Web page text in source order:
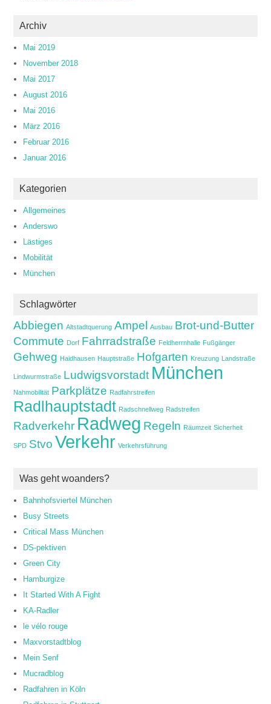
Archiv
Mai 2019
November 2018
Mai 2017
August 2016
Mai 2016
März 2016
Februar 2016
Januar 2016
Kategorien
Allgemeines
Anderswo
Lästiges
Mobilität
München
Schlagwörter
Abbiegen Altstadtquerung Ampel Ausbau Brot-und-Butter
Commute Dorf Fahrradstraße Feldherrnhalle Fußgänger
Gehweg Haidhausen Hauptstraße Hofgarten Kreuzung Landstraße
Lindwurmstraße Ludwigsvorstadt München
Nahmobilität Parkplätze Radfahrstreifen
Radlhauptstadt Radschnellweg Radstreifen
Radverkehr Radweg Regeln Räumzeit Sicherheit
SPD Stvo Verkehr Verkehrsführung
Was geht woanders?
Bahnhofsviertel München
Busy Streets
Critical Mass München
DS-pektiven
Green City
Hamburgize
It Started With A Fight
KA-Radler
le vélo rouge
Maxvorstadtblog
Mein Senf
Mucradblog
Radfahren in Köln